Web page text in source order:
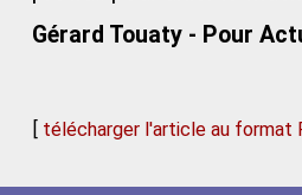
Gérard Touaty - Pour
[ télécharger l'article au format